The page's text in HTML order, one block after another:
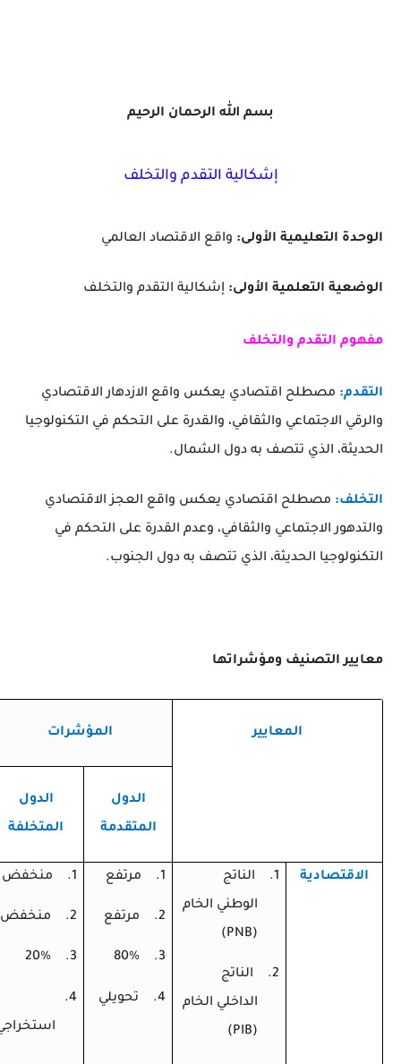
بسم الله الرحمان الرحيم
إشكالية التقدم والتخلف
الوحدة التعليمية الأولى: واقع الاقتصاد العالمي
الوضعية التعلمية الأولى: إشكالية التقدم والتخلف
مفهوم التقدم والتخلف
التقدم: مصطلح اقتصادي يعكس واقع الازدهار الاقتصادي
والرقي الاجتماعي والثقافي، والقدرة على التحكم في التكنولوجيا
الحديثة، الذي تتصف به دول الشمال.
التخلف: مصطلح اقتصادي يعكس واقع العجز الاقتصادي
والتدهور الاجتماعي والثقافي، وعدم القدرة على التحكم في
التكنولوجيا الحديثة، الذي تتصف به دول الجنوب.
معايير التصنيف ومؤشراتها
المعايير المؤشرات
الدول
المتقدمة
الدول
المتخلفة
الاقتصادية 1.
الناتج
الوطني الخام
(
PNB
)
2.
الناتج
الداخلي الخام
(
PIB
)
1. مرتفع
2. مرتفع
3.
80%
4. تحويلي
1. منخفض
2. منخفض
3.
20%
4.